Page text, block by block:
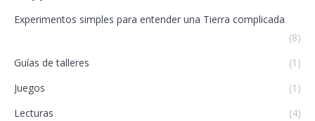
Experimentos simples para entender una Tierra complicada
(8)
Guías de talleres
(1)
Juegos
(1)
Lecturas
(4)